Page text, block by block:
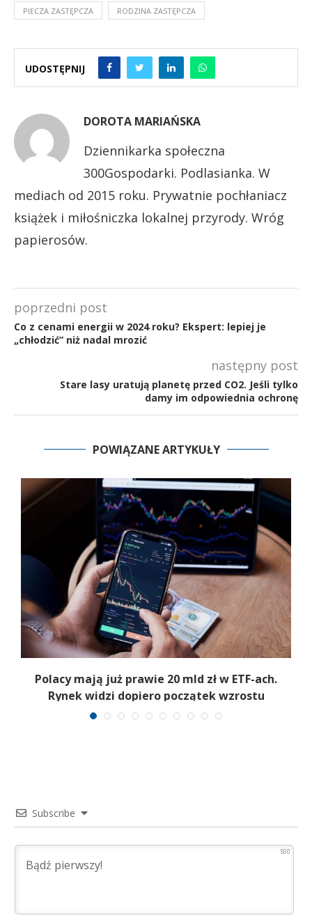
PIECZA ZASTĘPCZA RODZINA ZASTĘPCZA
UDOSTĘPNIJ
DOROTA MARIAŃSKA
Dziennikarka społeczna
300Gospodarki. Podlasianka. W
mediach od 2015 roku. Prywatnie pochłaniacz
książek i miłośniczka lokalnej przyrody. Wróg
papierosów.
poprzedni post
Co z cenami energii w 2024 roku? Ekspert: lepiej je
„chłodzić” niż nadal mrozić
następny post
Stare lasy uratują planetę przed CO2. Jeśli tylko
damy im odpowiednia ochronę
POWIĄZANE ARTYKUŁY
Polacy mają już prawie 20 mld zł w ETF-ach.
Rynek widzi dopiero początek wzrostu
Subscribe
500